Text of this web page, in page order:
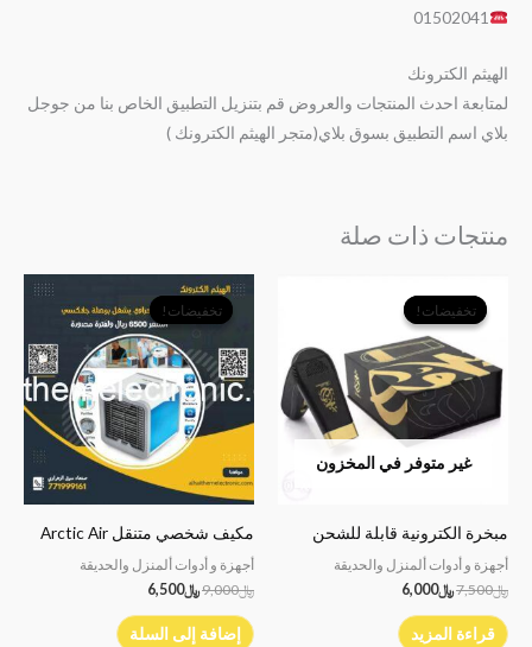
01502041
الهيثم الكترونك
لمتابعة احدث المنتجات والعروض قم بتنزيل التطبيق الخاص بنا من جوجل
بلاي اسم التطبيق بسوق بلاي(متجر الهيثم الكترونك )
منتجات ذات صلة
تخفيضات!
غير متوفر في المخزون
تخفيضات!
مبخرة الكترونية قابلة للشحن
أجهزة و أدوات ألمنزل والحديقة
﷼7,500
الأصلي
هو:
﷼7,500.
﷼6,000
﷼6,000.
قراءة المزيد
تخفيضات!
تخفيضات!
مكيف شخصي متنقل Arctic Air
أجهزة و أدوات ألمنزل والحديقة
﷼9,000
السعر
الأصلي
هو:
﷼6,500
الحالي
هو:
﷼6,500.
إضافة إلى السلة